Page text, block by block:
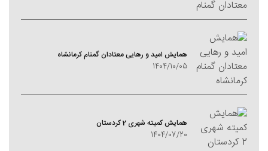
همایش امید و رهایی معتادان گمنام کرمانشاه
1404/10/05
همایش کمیته شهری 2 کردستان
1404/07/20